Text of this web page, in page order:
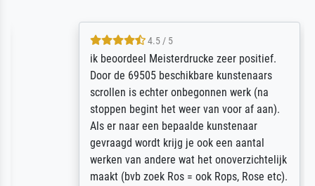
4.5 / 5
ik beoordeel Meisterdrucke zeer positief.
Door de 69505 beschikbare kunstenaars
scrollen is echter onbegonnen werk (na
stoppen begint het weer van voor af aan).
Als er naar een bepaalde kunstenaar
gevraagd wordt krijg je ook een aantal
werken van andere wat het onoverzichtelijk
maakt (bvb zoek Ros = ook Rops, Rose etc).